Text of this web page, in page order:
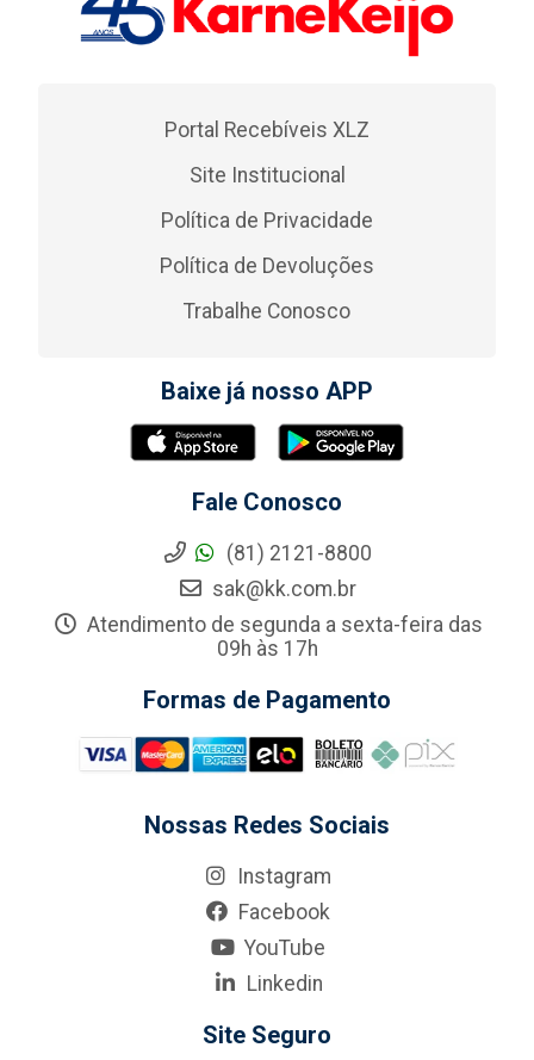
Portal Recebíveis XLZ
Site Institucional
Política de Privacidade
Política de Devoluções
Trabalhe Conosco
Baixe já nosso APP
Fale Conosco
(81) 2121-8800
sak@kk.com.br
Atendimento de segunda a sexta-feira das
09h às 17h
Formas de Pagamento
Nossas Redes Sociais
Instagram
Facebook
YouTube
Linkedin
Site Seguro